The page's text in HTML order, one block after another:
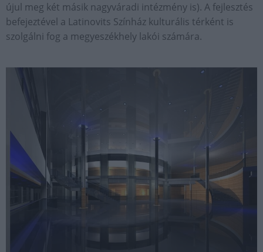
újul meg két másik nagyváradi intézmény is). A fejlesztés
befejeztével a Latinovits Színház kulturális térként is
szolgálni fog a megyeszékhely lakói számára.